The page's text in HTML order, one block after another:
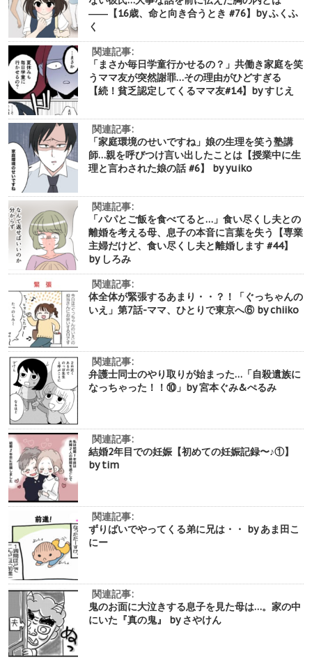
――【16歳、命と向き合うとき #76】by ふくふ
く
関連記事:
「まさか毎日学童行かせるの？」共働き家庭を笑
うママ友が突然謝罪…その理由がひどすぎる
【続！貧乏認定してくるママ友#14】by すじえ
関連記事:
「家庭環境のせいですね」娘の生理を笑う塾講
師…親を呼びつけ言い出したことは【授業中に生
理と言わされた娘の話 #6】 by yuiko
関連記事:
「パパとご飯を食べてると…」食い尽くし夫との
離婚を考える母、息子の本音に言葉を失う【専業
主婦だけど、食い尽くし夫と離婚します #44】
by しろみ
関連記事:
体全体が緊張するあまり・・？！「ぐっちゃんの
いえ」第7話-ママ、ひとりで東京へ⑥ by chiiko
関連記事:
弁護士同士のやり取りが始まった…「自殺遺族に
なっちゃった！！⑩」by 宮本ぐみ&ぺるみ
関連記事:
結婚2年目での妊娠【初めての妊娠記録〜♪①】
by tim
関連記事:
ずりばいでやってくる弟に兄は・・ by あま田こ
にー
関連記事:
鬼のお面に大泣きする息子を見た母は…。家の中
にいた『真の鬼』 by さやけん